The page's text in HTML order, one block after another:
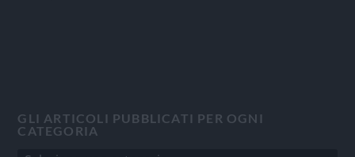
GLI ARTICOLI PUBBLICATI PER OGNI
CATEGORIA